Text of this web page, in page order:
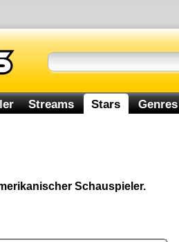
Streams Stars Genres
Schauspieler.